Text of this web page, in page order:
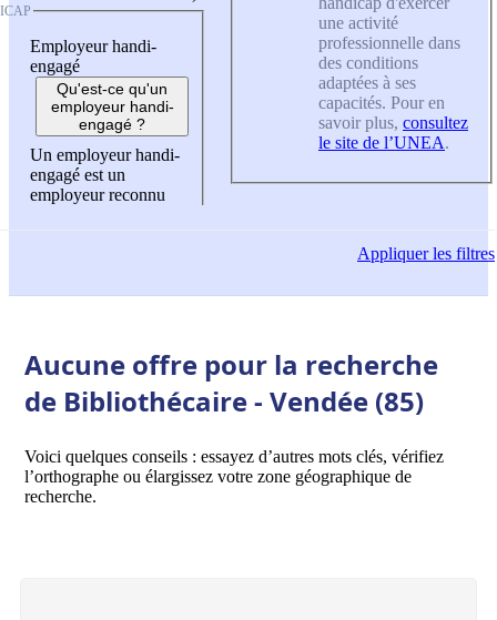
Employeur handi-
engagé
Qu'est-ce qu'un
employeur handi-
engagé ?
Un employeur handi-
engagé est un
employeur reconnu
une activité
professionnelle dans
des conditions
adaptées à ses
capacités. Pour en
savoir plus, consultez
le site de l’UNEA.
Appliquerles filtres
Aucune offre pour la recherche
de Bibliothécaire - Vendée (85)
Voici quelques conseils : essayez d’autres mots clés, vérifiez
l’orthographe ou élargissez votre zone géographique de
recherche.